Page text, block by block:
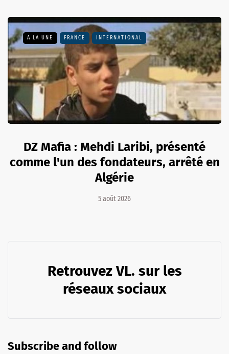
A LA UNE FRANCE INTERNATIONAL
DZ Mafia : Mehdi Laribi, présenté
comme l'un des fondateurs, arrêté en
Algérie
5 août 2026
Retrouvez VL. sur les
réseaux sociaux
Subscribe and follow